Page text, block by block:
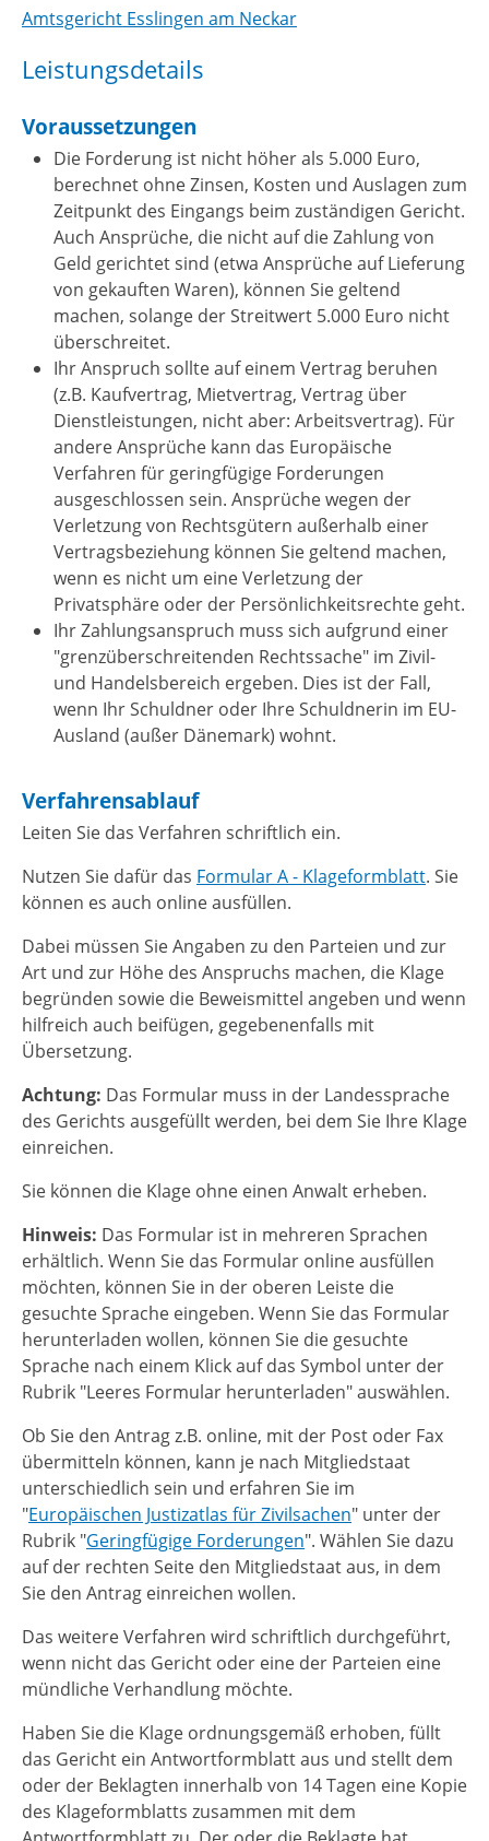
Amtsgericht Esslingen am Neckar
Leistungsdetails
Voraussetzungen
Die Forderung ist nicht höher als 5.000 Euro,
berechnet ohne Zinsen, Kosten und Auslagen zum
Zeitpunkt des Eingangs beim zuständigen Gericht.
Auch Ansprüche, die nicht auf die Zahlung von
Geld gerichtet sind (etwa Ansprüche auf Lieferung
von gekauften Waren), können Sie geltend
machen, solange der Streitwert 5.000 Euro nicht
überschreitet.
Ihr Anspruch sollte auf einem Vertrag beruhen
(z.B. Kaufvertrag, Mietvertrag, Vertrag über
Dienstleistungen, nicht aber: Arbeitsvertrag). Für
andere Ansprüche kann das Europäische
Verfahren für geringfügige Forderungen
ausgeschlossen sein. Ansprüche wegen der
Verletzung von Rechtsgütern außerhalb einer
Vertragsbeziehung können Sie geltend machen,
wenn es nicht um eine Verletzung der
Privatsphäre oder der Persönlichkeitsrechte geht.
Ihr Zahlungsanspruch muss sich aufgrund einer
"grenzüberschreitenden Rechtssache" im Zivil-
und Handelsbereich ergeben. Dies ist der Fall,
wenn Ihr Schuldner oder Ihre Schuldnerin im EU-
Ausland (außer Dänemark) wohnt.
Verfahrensablauf
Leiten Sie das Verfahren schriftlich ein.
Nutzen Sie dafür das Formular A - Klageformblatt. Sie
können es auch online ausfüllen.
Dabei müssen Sie Angaben zu den Parteien und zur
Art und zur Höhe des Anspruchs machen, die Klage
begründen sowie die Beweismittel angeben und wenn
hilfreich auch beifügen, gegebenenfalls mit
Übersetzung.
Achtung: Das Formular muss in der Landessprache
des Gerichts ausgefüllt werden, bei dem Sie Ihre Klage
einreichen.
Sie können die Klage ohne einen Anwalt erheben.
Hinweis: Das Formular ist in mehreren Sprachen
erhältlich. Wenn Sie das Formular online ausfüllen
möchten, können Sie in der oberen Leiste die
gesuchte Sprache eingeben. Wenn Sie das Formular
herunterladen wollen, können Sie die gesuchte
Sprache nach einem Klick auf das Symbol unter der
Rubrik "Leeres Formular herunterladen" auswählen.
Ob Sie den Antrag z.B. online, mit der Post oder Fax
übermitteln können, kann je nach Mitgliedstaat
unterschiedlich sein und erfahren Sie im
"Europäischen Justizatlas für Zivilsachen" unter der
Rubrik "Geringfügige Forderungen". Wählen Sie dazu
auf der rechten Seite den Mitgliedstaat aus, in dem
Sie den Antrag einreichen wollen.
Das weitere Verfahren wird schriftlich durchgeführt,
wenn nicht das Gericht oder eine der Parteien eine
mündliche Verhandlung möchte.
Haben Sie die Klage ordnungsgemäß erhoben, füllt
das Gericht ein Antwortformblatt aus und stellt dem
oder der Beklagten innerhalb von 14 Tagen eine Kopie
des Klageformblatts zusammen mit dem